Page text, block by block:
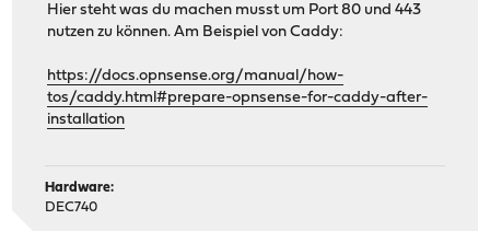
Hier steht was du machen musst um Port 80 und 443
nutzen zu können. Am Beispiel von Caddy:
https://docs.opnsense.org/manual/how-
tos/caddy.html#prepare-opnsense-for-caddy-after-
installation
Hardware:
DEC740